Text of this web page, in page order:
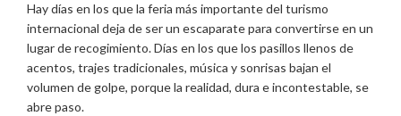
Hay días en los que la feria más importante del turismo
internacional deja de ser un escaparate para convertirse en un
lugar de recogimiento. Días en los que los pasillos llenos de
acentos, trajes tradicionales, música y sonrisas bajan el
volumen de golpe, porque la realidad, dura e incontestable, se
abre paso.